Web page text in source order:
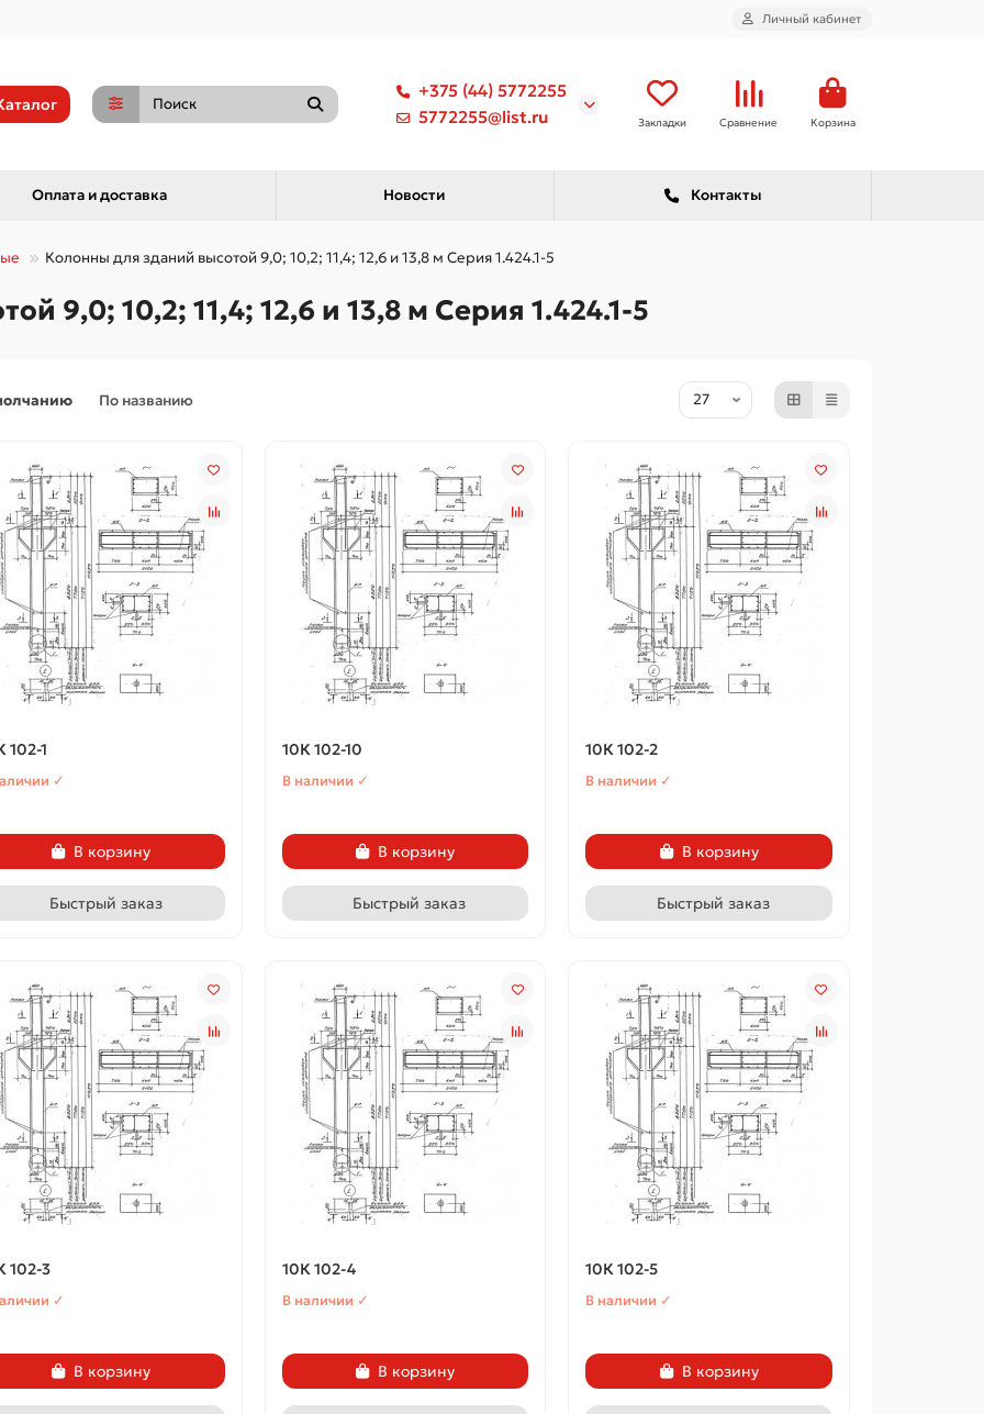
Личный кабинет
+375 (44) 5772255
5772255@list.ru
Закладки Сравнение Корзина
Оплата и доставка Новости Контакты
Колонны для зданий высотой 9,0; 10,2; 11,4; 12,6 и 13,8 м Серия 1.424.1-5
9,0; 10,2; 11,4; 12,6 и 13,8 м Серия 1.424.1-5
По названию
102-1
✓
В корзину
Быстрый заказ
10К 102-10
В наличии ✓
В корзину
Быстрый заказ
10К 102-2
В наличии ✓
В корзину
Быстрый заказ
102-3
✓
В корзину
10К 102-4
В наличии ✓
В корзину
10К 102-5
В наличии ✓
В корзину